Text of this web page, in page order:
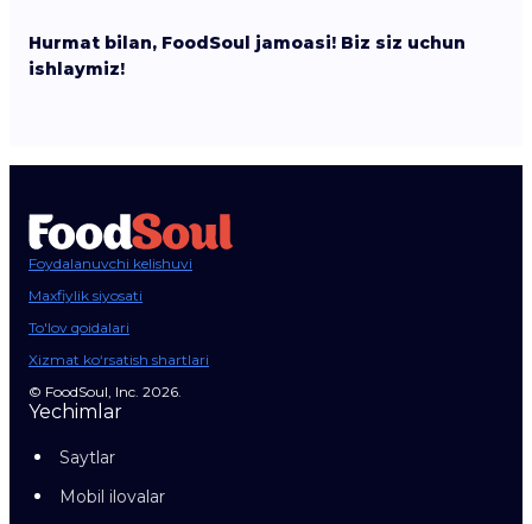
Hurmat bilan, FoodSoul jamoasi! Biz siz uchun
ishlaymiz!
Foydalanuvchi kelishuvi
Maxfiylik siyosati
To'lov qoidalari
Xizmat ko‘rsatish shartlari
© FoodSoul, Inc. 2026.
Yechimlar
Saytlar
Mobil ilovalar